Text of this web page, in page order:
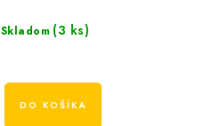
Skladom (3 ks)
DO KOŠÍKA